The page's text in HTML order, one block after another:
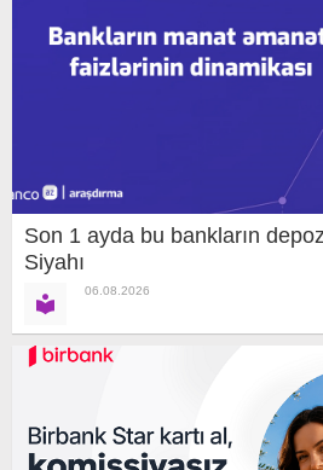
Son 1 ayda bu bankların
Siyahı
06.08.2026